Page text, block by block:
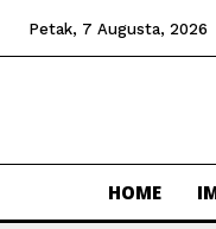
Petak, 7 Augusta, 2026
HOME